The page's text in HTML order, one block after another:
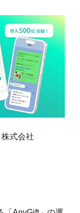
式会社